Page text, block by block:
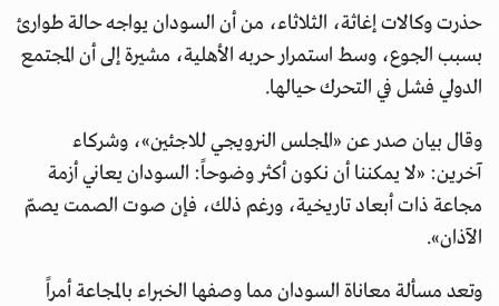
حذرت وكالات إغاثة، الثلاثاء، من أن السودان يواجه حالة طوارئ
بسبب الجوع، وسط استمرار حربه الأهلية، مشيرة إلى أن المجتمع
الدولي فشل في التحرك حيالها.
وقال بيان صدر عن «المجلس النرويجي للاجئين»، وشركاء
آخرين: «لا يمكننا أن نكون أكثر وضوحاً: السودان يعاني أزمة
مجاعة ذات أبعاد تاريخية، ورغم ذلك، فإن صوت الصمت يصمّ
الآذان».
وتعد مسألة معاناة السودان مما وصفها الخبراء بالمجاعة أمراً